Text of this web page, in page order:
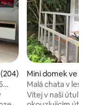
hodnocení 4,99 z 5,
Mini domek ve
mburk
Malá chata v lese
Vítej v naší útulné